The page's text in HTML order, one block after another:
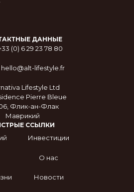
ДАННЫЕ
(0) 6 29 23 78 80
hello@alt-lifestyle.fr
Lifestyle Ltd
Pierre Bleue
Флик-ан-Флак
Маврикий
ССЫЛКИ
Инвестиции
О нас
Новости